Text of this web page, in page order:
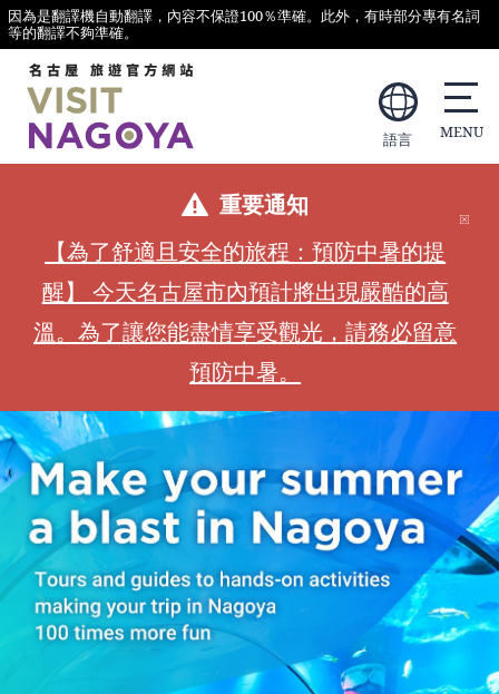
因為是翻譯機自動翻譯，內容不保證100％準確。此外，有時部分專有名詞
等的翻譯不夠準確。
語言
重要通知
【為了舒適且安全的旅程：預防中暑的提
醒】 今天名古屋市內預計將出現嚴酷的高
溫。為了讓您能盡情享受觀光，請務必留意
預防中暑。